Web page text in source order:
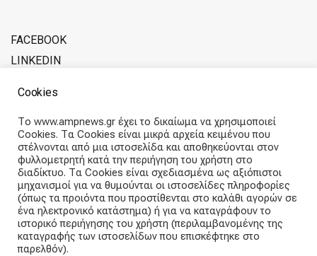
FACEBOOK
LINKEDIN
Articles straight into your inbox
Subscribe and receive our weekly newsletter.
m
Cookies
Το www.ampnews.gr έχει το δικαίωμα να χρησιμοποιεί
Cookies. Τα Cookies είναι μικρά αρχεία κειμένου που
στέλνονται από μια ιστοσελίδα και αποθηκεύονται στον
φυλλομετρητή κατά την περιήγηση του χρήστη στο
διαδίκτυο. Τα Cookies είναι σχεδιασμένα ως αξιόπιστοι
μηχανισμοί για να θυμούνται οι ιστοσελίδες πληροφορίες
(όπως τα προιόντα που προστίθενται στο καλάθι αγορών σε
ένα ηλεκτρονικό κατάστημα) ή για να καταγράφουν το
ιστορικό περιήγησης του χρήστη (περιλαμβανομένης της
καταγραφής των ιστοσελίδων που επισκέφτηκε στο
παρελθόν).